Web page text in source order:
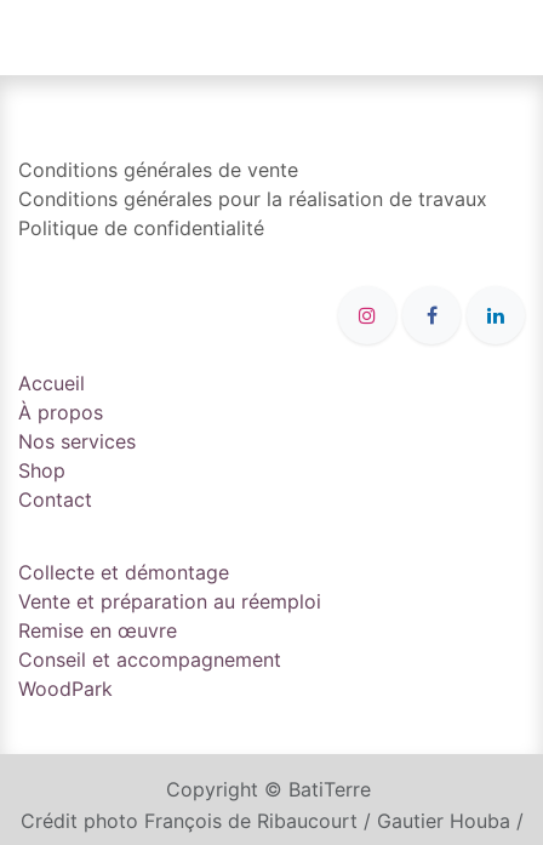
Conditions générales de vente
Conditions générales pour la réalisation de travaux
Politique de confidentialité
Accueil
À propos
Nos services
Shop
Contact
Collecte et démontage
Vente et préparation au réemploi
Remise en œuvre
Conseil et accompagnement
WoodPark
Copyright © BatiTerre
Crédit photo François de Ribaucourt / Gautier Houba /